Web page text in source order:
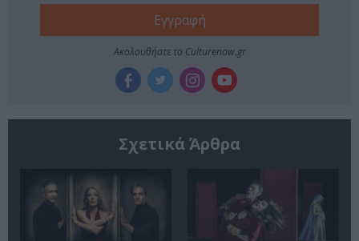
Ακολουθήστε το Culturenow.gr
Σχετικά Άρθρα